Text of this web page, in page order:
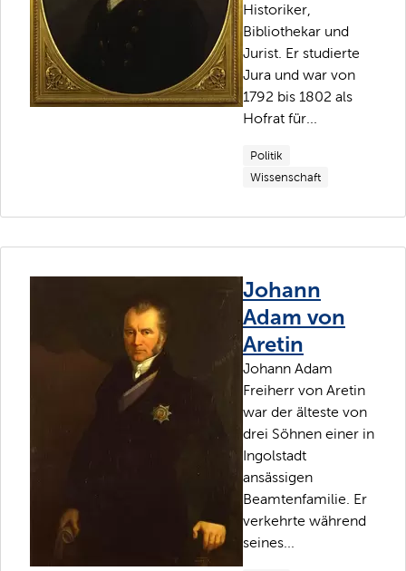
Historiker,
Bibliothekar und
Jurist. Er studierte
Jura und war von
1792 bis 1802 als
Hofrat für...
Politik
Wissenschaft
Johann
Adam von
Aretin
Johann Adam
Freiherr von Aretin
war der älteste von
drei Söhnen einer in
Ingolstadt
ansässigen
Beamtenfamilie. Er
verkehrte während
seines...